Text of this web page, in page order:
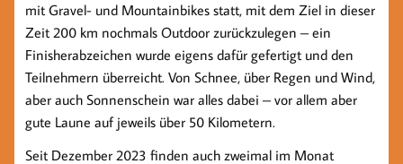
mit Gravel- und Mountainbikes statt, mit dem Ziel in dieser
Zeit 200 km nochmals Outdoor zurückzulegen – ein
Finisherabzeichen wurde eigens dafür gefertigt und den
Teilnehmern überreicht. Von Schnee, über Regen und Wind,
aber auch Sonnenschein war alles dabei – vor allem aber
gute Laune auf jeweils über 50 Kilometern.
Seit Dezember 2023 finden auch zweimal im Monat